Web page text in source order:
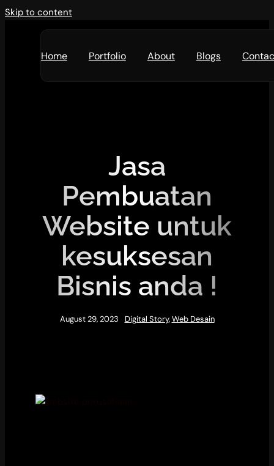
Skip to content
Home Portfolio About Blogs
Jasa
Pembuatan
Website untuk
kesuksesan
Bisnis anda !
August 29, 2023 Digital Story,Web Desain